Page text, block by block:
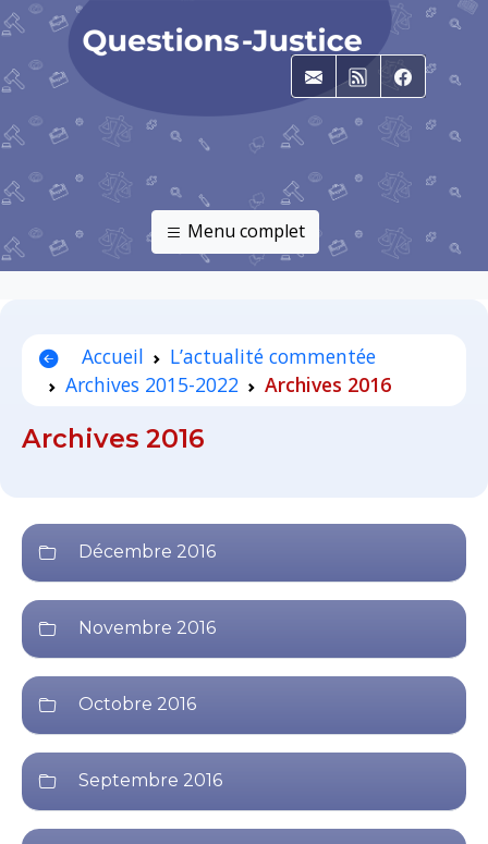
E-mailRSS
Menu complet
Accueil
L’actualité commentée
Archives 2015-2022
Archives 2016
Archives 2016
Décembre 2016
Novembre 2016
Octobre 2016
Septembre 2016